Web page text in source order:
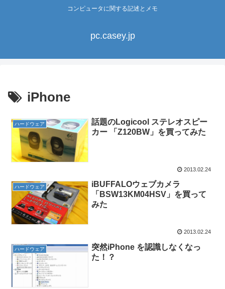
コンピュータに関する記述とメモ
pc.casey.jp
iPhone
ハードウェア
話題のLogicool ステレオスピー
カー 「Z120BW」を買ってみた
2013.02.24
ハードウェア
iBUFFALOウェブカメラ
「BSW13KM04HSV」を買って
みた
2013.02.24
ハードウェア
突然iPhone を認識しなくなっ
た！？